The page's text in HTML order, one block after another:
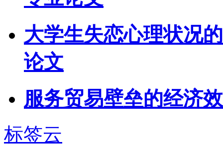
大学生失恋心理状况
论文
服务贸易壁垒的经济
标签云